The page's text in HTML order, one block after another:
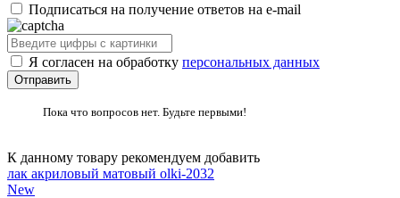
Подписаться на получение ответов на e-mail
Я согласен на обработку персональных данных
Пока что вопросов нет. Будьте первыми!
К данному товару рекомендуем добавить
лак акриловый матовый olki-2032
New